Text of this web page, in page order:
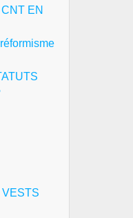
EN